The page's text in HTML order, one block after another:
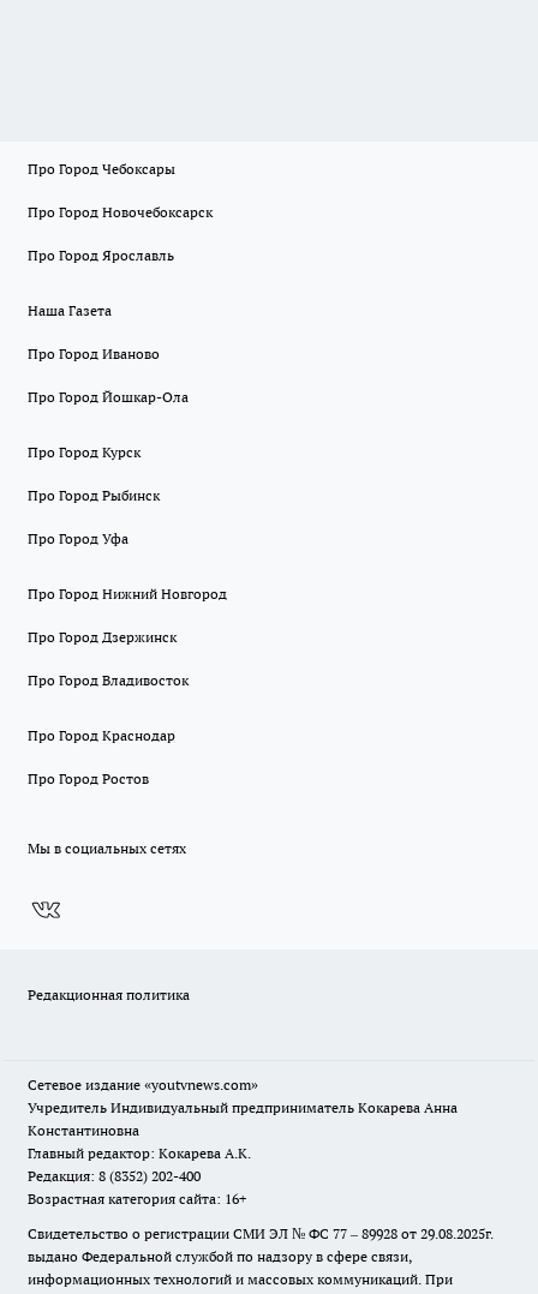
Про Город Чебоксары
Про Город Новочебоксарск
Про Город Ярославль
Наша Газета
Про Город Иваново
Про Город Йошкар-Ола
Про Город Курск
Про Город Рыбинск
Про Город Уфа
Про Город Нижний Новгород
Про Город Дзержинск
Про Город Владивосток
Про Город Краснодар
Про Город Ростов
Мы в социальных сетях
Редакционная политика
Сетевое издание «youtvnews.com»
Учредитель Индивидуальный предприниматель Кокарева Анна
Константиновна
Главный редактор: Кокарева А.К.
Редакция: 8 (8352) 202-400
Возрастная категория сайта: 16+
Свидетельство о регистрации СМИ ЭЛ № ФС 77 – 89928 от 29.08.2025г.
выдано Федеральной службой по надзору в сфере связи,
информационных технологий и массовых коммуникаций. При